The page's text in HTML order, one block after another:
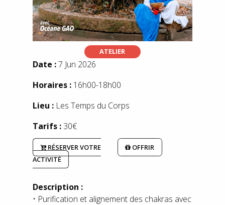
ATELIER
Date :7 Jun 2026
Horaires :16h00-18h00
Lieu : Les Temps du Corps
Tarifs : 30€
RÉSERVER VOTRE
ACTIVITÉ
OFFRIR
Description :
• Purification et alignement des chakras avec